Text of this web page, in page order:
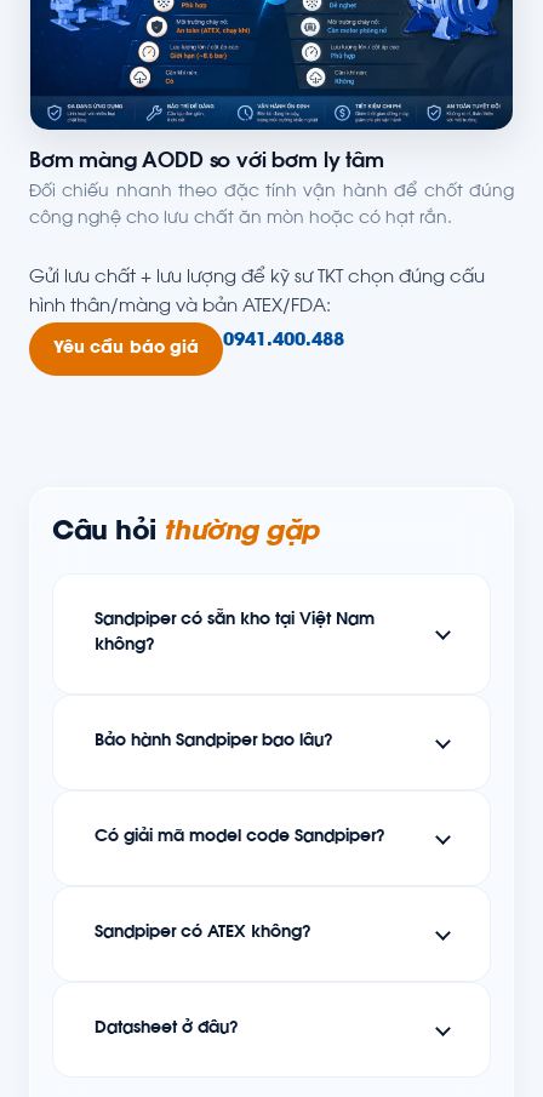
Bơm màng AODD so với bơm ly tâm
Đối chiếu nhanh theo đặc tính vận hành để chốt đúng
công nghệ cho lưu chất ăn mòn hoặc có hạt rắn.
Gửi lưu chất + lưu lượng để kỹ sư TKT chọn đúng cấu
hình thân/màng và bản ATEX/FDA:
Yêu cầu báo giá 0941.400.488
Câu hỏi thường gặp
Sandpiper có sẵn kho tại Việt Nam
không?
Bảo hành Sandpiper bao lâu?
Có giải mã model code Sandpiper?
Sandpiper có ATEX không?
Datasheet ở đâu?